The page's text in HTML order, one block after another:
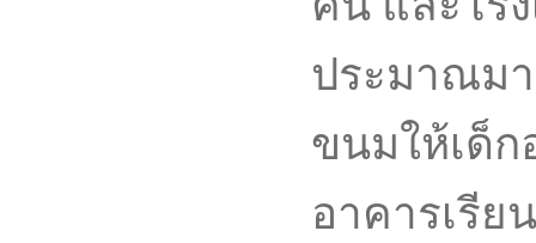
ประมาณมา
ขนมให้เด็ก
อาคารเรี